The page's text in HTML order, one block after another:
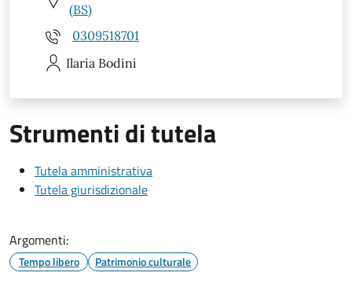
(BS)
0309518701
Ilaria Bodini
Strumenti di tutela
Tutela amministrativa
Tutela giurisdizionale
Argomenti:
Tempo libero Patrimonio culturale